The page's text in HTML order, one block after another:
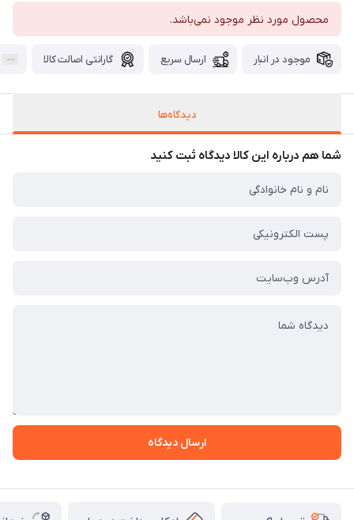
محصول مورد نظر موجود نمی‌باشد.
موجود در انبار ارسال سریع گارانتی اصالت کالا
دیدگاه‌ها
شما هم درباره این کالا دیدگاه ثبت کنید
ارسال دیدگاه